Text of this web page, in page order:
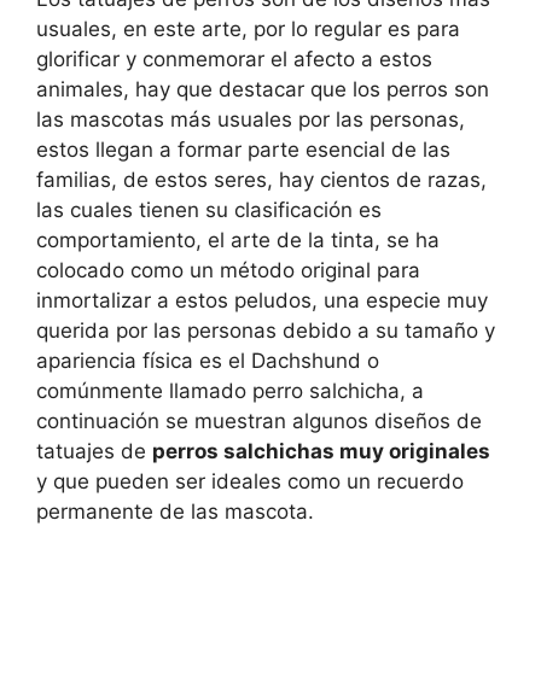
usuales, en este arte, por lo regular es para
glorificar y conmemorar el afecto a estos
animales, hay que destacar que los perros son
las mascotas más usuales por las personas,
estos llegan a formar parte esencial de las
familias, de estos seres, hay cientos de razas,
las cuales tienen su clasificación es
comportamiento, el arte de la tinta, se ha
colocado como un método original para
inmortalizar a estos peludos, una especie muy
querida por las personas debido a su tamaño y
apariencia física es el Dachshund o
comúnmente llamado perro salchicha, a
continuación se muestran algunos diseños de
tatuajes de perros salchichas muy originales
y que pueden ser ideales como un recuerdo
permanente de las mascota.